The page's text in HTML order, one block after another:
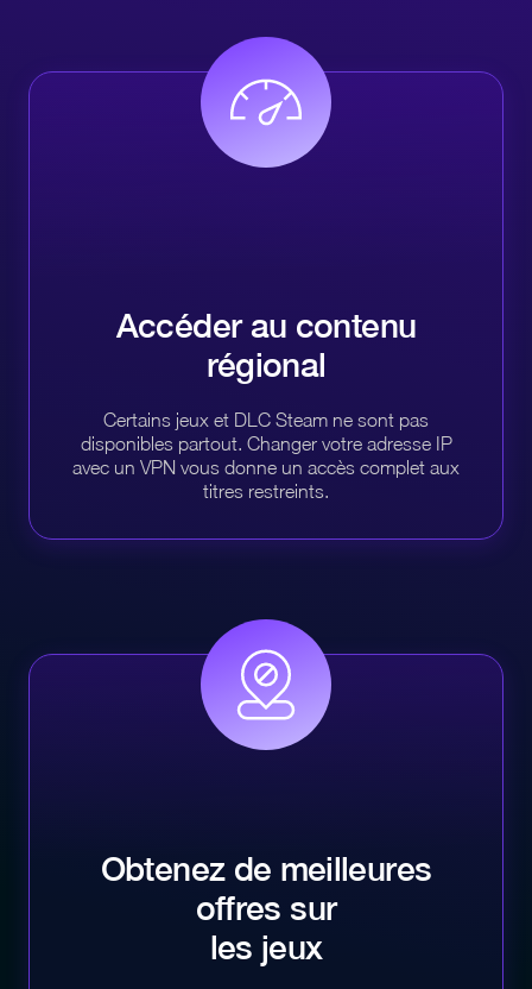
Accéder au contenu
régional
Certains jeux et DLC Steam ne sont pas
disponibles partout. Changer votre adresse IP
avec un VPN vous donne un accès complet aux
titres restreints.
Obtenez de meilleures
offres sur
les jeux